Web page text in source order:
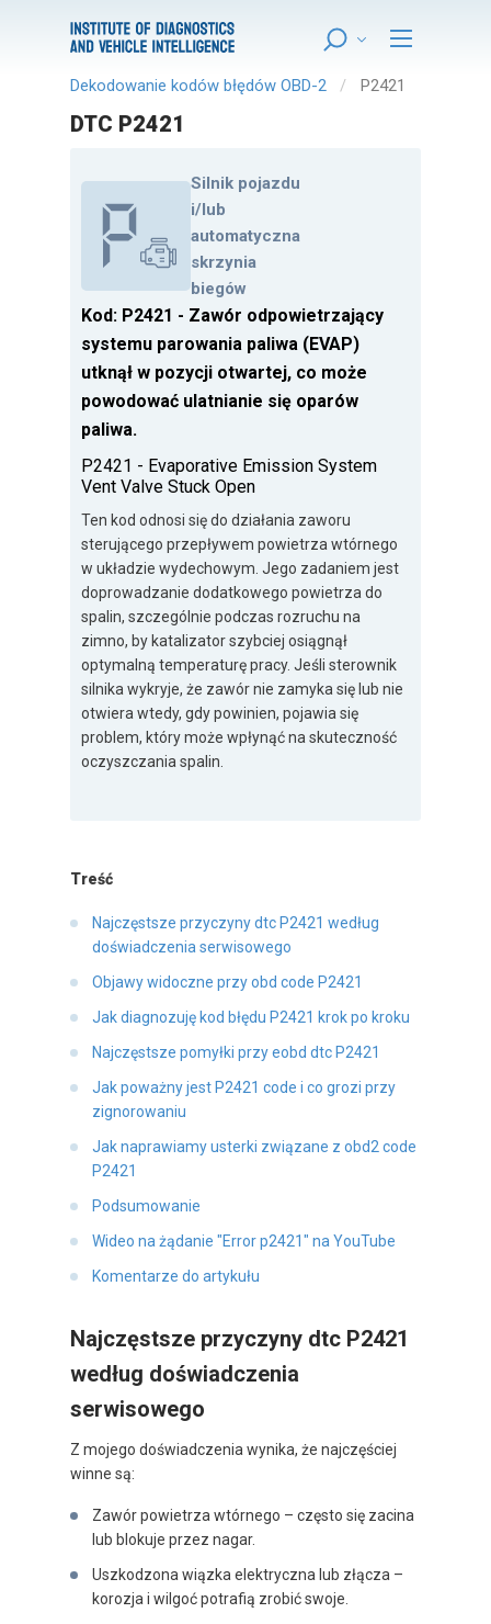
Dekodowanie kodów błędów OBD-2 P2421
DTC P2421
Silnik pojazdu
i/lub
automatyczna
skrzynia
biegów
Kod: P2421 - Zawór odpowietrzający
systemu parowania paliwa (EVAP)
utknął w pozycji otwartej, co może
powodować ulatnianie się oparów
paliwa.
P2421 - Evaporative Emission System
Vent Valve Stuck Open
Ten kod odnosi się do działania zaworu
sterującego przepływem powietrza wtórnego
w układzie wydechowym. Jego zadaniem jest
doprowadzanie dodatkowego powietrza do
spalin, szczególnie podczas rozruchu na
zimno, by katalizator szybciej osiągnął
optymalną temperaturę pracy. Jeśli sterownik
silnika wykryje, że zawór nie zamyka się lub nie
otwiera wtedy, gdy powinien, pojawia się
problem, który może wpłynąć na skuteczność
oczyszczania spalin.
Treść
Najczęstsze przyczyny dtc P2421 według
doświadczenia serwisowego
Objawy widoczne przy obd code P2421
Jak diagnozuję kod błędu P2421 krok po kroku
Najczęstsze pomyłki przy eobd dtc P2421
Jak poważny jest P2421 code i co grozi przy
zignorowaniu
Jak naprawiamy usterki związane z obd2 code
P2421
Podsumowanie
Wideo na żądanie "Error p2421" na YouTube
Komentarze do artykułu
Najczęstsze przyczyny dtc P2421
według doświadczenia
serwisowego
Z mojego doświadczenia wynika, że najczęściej
winne są:
Zawór powietrza wtórnego – często się zacina
lub blokuje przez nagar.
Uszkodzona wiązka elektryczna lub złącza –
korozja i wilgoć potrafią zrobić swoje.